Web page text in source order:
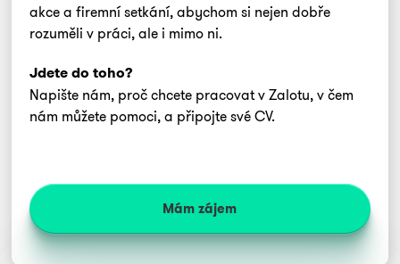
akce a firemní setkání, abychom si nejen dobře
rozuměli v práci, ale i mimo ni.
Jdete do toho?
Napište nám, proč chcete pracovat v Zalotu, v čem
nám můžete pomoci, a připojte své CV.
Mám zájem